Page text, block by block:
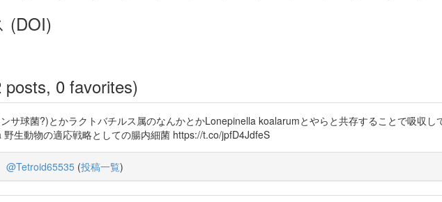
(DOI)
posts, 0 favorites)
サ球菌?)とかラクトバチルス属のなんかとかLonepinella koalarumとやらと共存することで吸収
生動物の適応戦略としての腸内細菌 https://t.co/jpfD4JdfeS
@Tetroid65535 (投稿一覧)